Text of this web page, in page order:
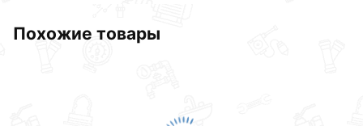
Похожие товары